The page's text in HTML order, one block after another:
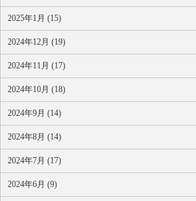
2025年1月 (15)
2024年12月 (19)
2024年11月 (17)
2024年10月 (18)
2024年9月 (14)
2024年8月 (14)
2024年7月 (17)
2024年6月 (9)